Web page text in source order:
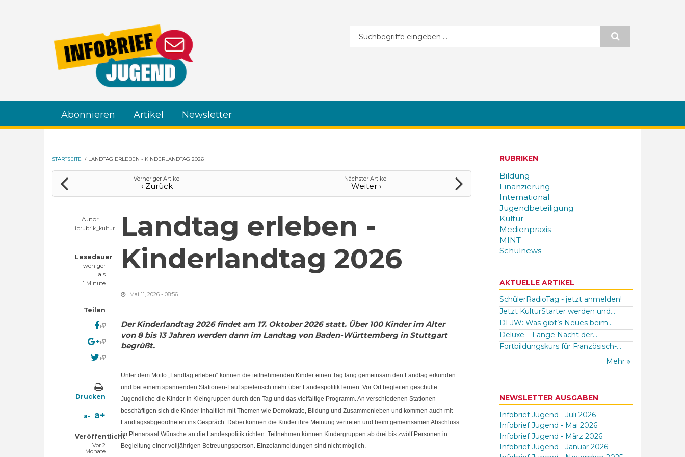
Suchformular
Abonnieren Artikel Newsletter
STARTSEITE / LANDTAG ERLEBEN - KINDERLANDTAG 2026
Vorheriger Artikel
‹ Zurück
Nächster Artikel
Weiter ›
Autor
ibrubrik_kultur
Lesedauer
weniger
als
1 Minute
Teilen
(link is external)
(link is external)
(link is external)
Drucken
a- a+
Veröffentlicht
Vor 2
Monate
Landtag erleben -
Kinderlandtag 2026
Mai 11, 2026 - 08:56
Der Kinderlandtag 2026 findet am 17. Oktober 2026 statt. Über 100 Kinder im Alter
von 8 bis 13 Jahren werden dann im Landtag von Baden-Württemberg in Stuttgart
begrüßt.
Unter dem Motto „Landtag erleben“ können die teilnehmenden Kinder einen Tag lang gemeinsam den Landtag erkunden
und bei einem spannenden Stationen-Lauf spielerisch mehr über Landespolitik lernen. Vor Ort begleiten geschulte
Jugendliche die Kinder in Kleingruppen durch den Tag und das vielfältige Programm. An verschiedenen Stationen
beschäftigen sich die Kinder inhaltlich mit Themen wie Demokratie, Bildung und Zusammenleben und kommen auch mit
Landtagsabgeordneten ins Gespräch. Dabei können die Kinder ihre Meinung vertreten und beim gemeinsamen Abschluss
im Plenarsaal Wünsche an die Landespolitik richten. Teilnehmen können Kindergruppen ab drei bis zwölf Personen in
Begleitung einer volljährigen Betreuungsperson. Einzelanmeldungen sind nicht möglich.
RUBRIKEN
Bildung
Finanzierung
International
Jugendbeteiligung
Kultur
Medienpraxis
MINT
Schulnews
AKTUELLE ARTIKEL
SchülerRadioTag - jetzt anmelden!
Jetzt KulturStarter werden und...
DFJW: Was gibt’s Neues beim...
Deluxe – Lange Nacht der...
Fortbildungskurs für Französisch-...
Mehr
NEWSLETTER AUSGABEN
Infobrief Jugend - Juli 2026
Infobrief Jugend - Mai 2026
Infobrief Jugend - März 2026
Infobrief Jugend - Januar 2026